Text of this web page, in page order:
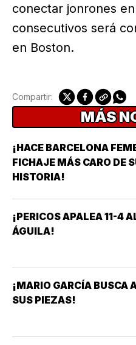
conectar jonrones
consecutivos será
en Boston.
Compartir:
MÁS
¡HACE BARCELONA
FICHAJE MÁS CARO DE
HISTORIA!
¡PERICOS APALEA 11-4
ÁGUILA!
¡MARIO GARCÍA BUSCA
SUS PIEZAS!